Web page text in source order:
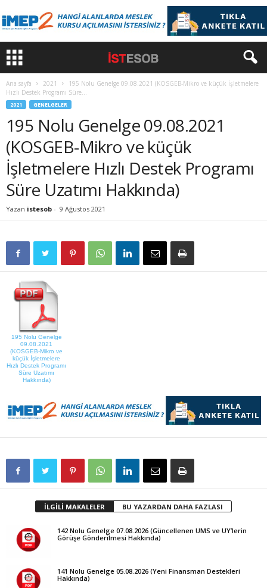
Ana sayfa 2021
195 Nolu Genelge 09.08.2021 (KOSGEB-Mikro ve küçük İşletmelere
Hızlı Destek Programı Süre...
2021 GENELGELER
195 Nolu Genelge 09.08.2021
(KOSGEB-Mikro ve küçük
İşletmelere Hızlı Destek Programı
Süre Uzatımı Hakkında)
Yazan istesob - 9 Ağustos 2021
195 Nolu Genelge
09.08.2021
(KOSGEB-Mikro ve
küçük İşletmelere
Hızlı Destek Programı
Süre Uzatımı
Hakkında)
İLGİLİ MAKALELER BU YAZARDAN DAHA FAZLASI
142 Nolu Genelge 07.08.2026 (Güncellenen UMS ve UY’lerin
Görüşe Gönderilmesi Hakkında)
141 Nolu Genelge 05.08.2026 (Yeni Finansman Destekleri
Hakkında)